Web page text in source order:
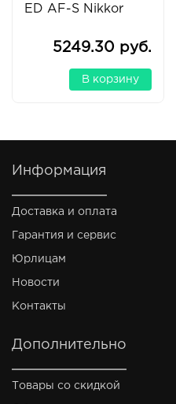
ED AF-S Nikkor
5249.30 руб.
В корзину
Информация
Доставка и оплата
Гарантия и сервис
Юрлицам
Новости
Контакты
Дополнительно
Товары со скидкой